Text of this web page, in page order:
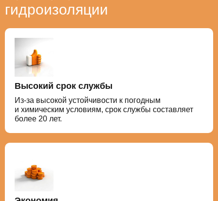
гидроизоляции
Высокий срок службы
Из-за высокой устойчивости к погодным
и химическим условиям, срок службы составляет
более 20 лет.